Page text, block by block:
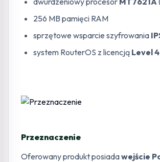
256 MB pamięci RAM
sprzętowe wsparcie szyfrowania
system RouterOS z licencją Level
Przeznaczenie
Oferowany produkt posiadawejście